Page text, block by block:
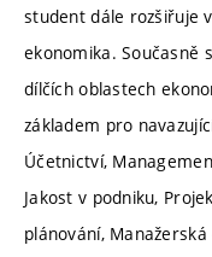
student dále rozšiřuje
ekonomika. Současně
dílčích oblastech
základem pro
Účetnictví,
Jakost v podniku,
plánování,